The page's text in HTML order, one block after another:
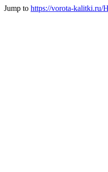
Jump to https://vorota-